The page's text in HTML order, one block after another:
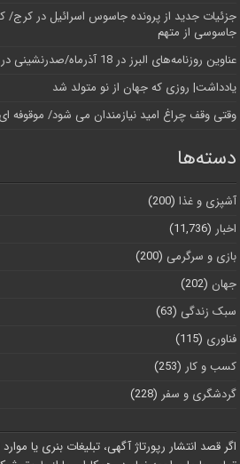
جزئیات جدید از پرونده جاسوس اسرائیل در
جاسوسی از متهم
عناوین روزنامه‌های البرز در ‌18 آذرماه/صدرنشینی در ارائه خدمات زایمان بی‌درد
یادداشت| روزی که جهان از نو متولد شد
وقتی وقف چراغ امید نیازمندان می شود/ موقوفه ای
دسته‌ها
آشپزی و غذا (200)
اخبار (11,736)
بازی و سرگرمی (200)
جهان (202)
سبک زندگی (63)
فناوری (115)
کسب و کار (253)
گردشگری و سفر (228)
اگر قصد انتشار رپورتاژ آگهی، تبلیغات بنری یا